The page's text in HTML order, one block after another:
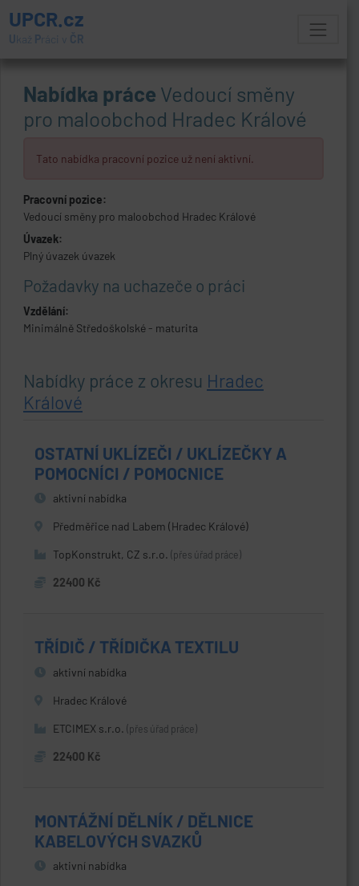
UPCR.cz
U kaž Práci v ČR
Nabídka práce Vedoucí směny
pro maloobchod Hradec Králové
Tato nabídka pracovní pozice už není aktivní.
Pracovní pozice:
Vedoucí směny pro maloobchod Hradec Králové
Úvazek:
Plný úvazek úvazek
Požadavky na uchazeče o práci
Vzdělání:
Minimálně Středoškolské - maturita
Nabídky práce z okresu Hradec
Králové
OSTATNÍ UKLÍZEČI / UKLÍZEČKY A
POMOCNÍCI / POMOCNICE
aktivní nabídka
Předměřice nad Labem (Hradec Králové)
TopKonstrukt, CZ s.r.o. (přes úřad práce)
22400 Kč
TŘÍDIČ / TŘÍDIČKA TEXTILU
aktivní nabídka
Hradec Králové
ETCIMEX s.r.o. (přes úřad práce)
22400 Kč
MONTÁŽNÍ DĚLNÍK / DĚLNICE
KABELOVÝCH SVAZKŮ
aktivní nabídka